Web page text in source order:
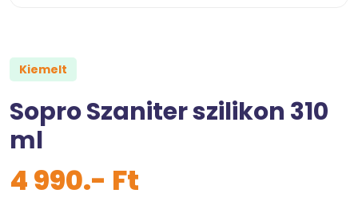
Kiemelt
Sopro Szaniter szilikon 310
ml
4 990.- Ft